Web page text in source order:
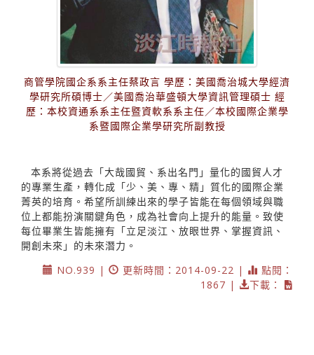
商管學院國企系系主任蔡政言 學歷：美國喬治城大學經濟
學研究所碩博士／美國喬治華盛頓大學資訊管理碩士 經
歷：本校資通系系主任暨資軟系系主任／本校國際企業學
系暨國際企業學研究所副教授
本系將從過去「大哉國貿、系出名門」量化的國貿人才
的專業生產，轉化成「少、美、專、精」質化的國際企業
菁英的培育。希望所訓練出來的學子皆能在每個領域與職
位上都能扮演關鍵角色，成為社會向上提升的能量。致使
每位畢業生皆能擁有「立足淡江、放眼世界、掌握資訊、
開創未來」的未來潛力。
NO.939 |
更新時間：2014-09-22 |
點閱：
1867 |
下載：